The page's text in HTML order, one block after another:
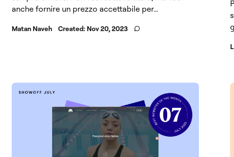
anche fornire un prezzo accettabile per...
Matan Naveh Created: Nov 20, 2023